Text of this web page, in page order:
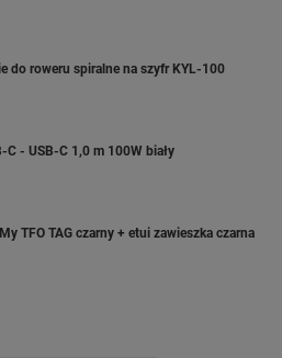
do roweru spiralne na szyfr KYL-100
C - USB-C 1,0 m 100W biały
TFO TAG czarny + etui zawieszka czarna